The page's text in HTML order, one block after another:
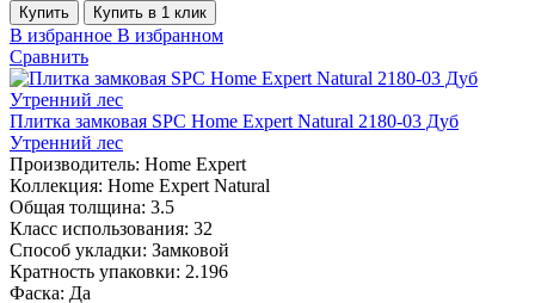
Купить Купить в 1 клик
В избранное В избранном
Сравнить
Плитка замковая SPC Home Expert Natural 2180-03 Дуб
Утренний лес
Производитель: Home Expert
Коллекция: Home Expert Natural
Общая толщина: 3.5
Класс использования: 32
Способ укладки: Замковой
Кратность упаковки: 2.196
Фаска: Да